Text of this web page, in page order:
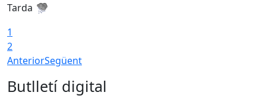
Tarda
1
2
AnteriorSegüent
Butlletí digital